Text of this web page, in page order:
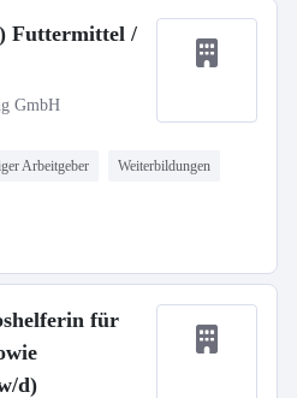
Futtermittel /
GmbH
Arbeitgeber Weiterbildungen
für
d)